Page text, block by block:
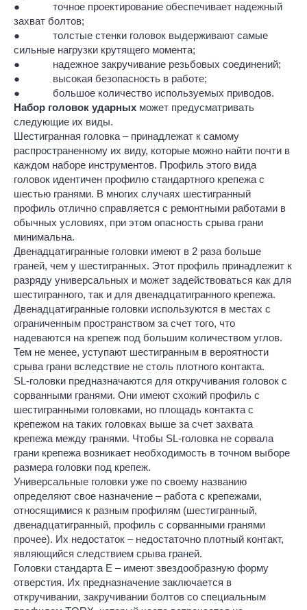
● точное проектирование обеспечивает надежный
захват болтов;
● толстые стенки головок выдерживают самые
сильные нагрузки крутящего момента;
● надежное закручивание резьбовых соединений;
● высокая безопасность в работе;
● большое количество используемых приводов.
Набор головок ударных может предусматривать
следующие их виды.
Шестигранная головка – принадлежат к самому
распространенному их виду, которые можно найти почти в
каждом наборе инструментов. Профиль этого вида
головок идентичен профилю стандартного крепежа с
шестью гранями. В многих случаях шестигранный
профиль отлично справляется с ремонтными работами в
обычных условиях, при этом опасность срыва грани
минимальна.
Двенадцатигранные головки имеют в 2 раза больше
граней, чем у шестигранных. Этот профиль принадлежит к
разряду универсальных и может задействоваться как для
шестигранного, так и для двенадцатигранного крепежа.
Двенадцатигранные головки используются в местах с
ограниченным пространством за счет того, что
надеваются на крепеж под большим количеством углов.
Тем не менее, уступают шестигранным в вероятности
срыва грани вследствие не столь плотного контакта.
SL-головки предназначаются для откручивания головок с
сорванными гранями. Они имеют схожий профиль с
шестигранными головками, но площадь контакта с
крепежом на таких головках выше за счет захвата
крепежа между гранями. Чтобы SL-головка не сорвала
грани крепежа возникает необходимость в точном выборе
размера головки под крепеж.
Универсальные головки уже по своему названию
определяют свое назначение – работа с крепежами,
относящимися к разным профилям (шестигранный,
двенадцатигранный, профиль с сорванными гранями
прочее). Их недостаток – недостаточно плотный контакт,
являющийся следствием срыва граней.
Головки стандарта E – имеют звездообразную форму
отверстия. Их предназначение заключается в
откручивании, закручивании болтов со специальным